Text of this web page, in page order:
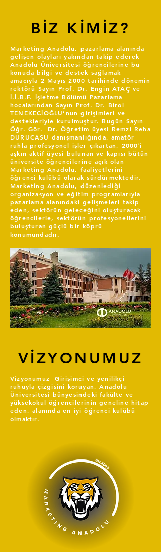
BİZ KİMİZ?
Marketing Anadolu, pazarlama alanında
gelişen olayları yakından takip ederek
Anadolu Üniversitesi öğrencilerine bu
konuda bilgi ve destek sağlamak
amacıyla 2 Mayıs 2000 tarihinde dönemin
rektörü Sayın Prof. Dr. Engin ATAÇ ve
İ.İ.B.F. İşletme Bölümü Pazarlama
hocalarından Sayın Prof. Dr. Birol
TENEKECİOĞLU’nun girişimleri ve
destekleriyle kurulmuştur. Bugün Sayın
Öğr. Gör. Dr. Öğretim üyesi Remzi Reha
DURUCASU danışmanlığında, amatör
ruhla profesyonel işler çıkartan, 2000′i
aşkın aktif üyesi bulunan ve kapısı bütün
üniversite öğrencilerine açık olan
Marketing Anadolu, faaliyetlerini
öğrenci kulübü olarak sürdürmektedir.
Marketing Anadolu, düzenlediği
organizasyon ve eğitim programlarıyla
pazarlama alanındaki gelişmeleri takip
eden, sektörün geleceğini oluşturacak
öğrencilerle, sektörün profesyonellerini
buluşturan güçlü bir köprü
konumundadır.
VİZYONUMUZ
Vizyonumuz Girişimci ve yenilikçi
ruhuyla çizgisini koruyan, Anadolu
Üniversitesi bünyesindeki fakülte ve
yüksekokul öğrencilerinin geneline hitap
eden, alanında en iyi öğrenci kulübü
olmaktır.